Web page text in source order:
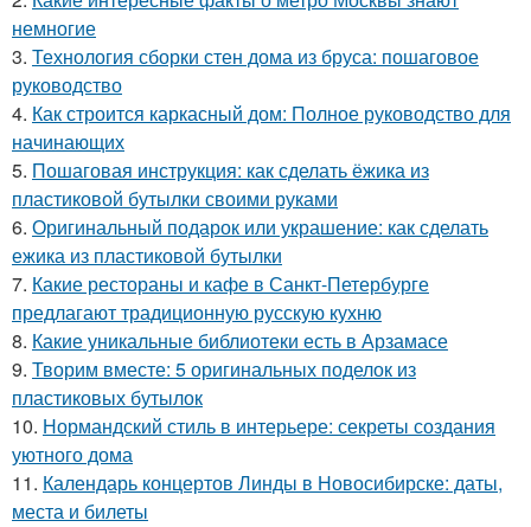
немногие
3. Технология сборки стен дома из бруса: пошаговое
руководство
4. Как строится каркасный дом: Полное руководство для
начинающих
5. Пошаговая инструкция: как сделать ёжика из
пластиковой бутылки своими руками
6. Оригинальный подарок или украшение: как сделать
ежика из пластиковой бутылки
7. Какие рестораны и кафе в Санкт-Петербурге
предлагают традиционную русскую кухню
8. Какие уникальные библиотеки есть в Арзамасе
9. Творим вместе: 5 оригинальных поделок из
пластиковых бутылок
10. Нормандский стиль в интерьере: секреты создания
уютного дома
11. Календарь концертов Линды в Новосибирске: даты,
места и билеты